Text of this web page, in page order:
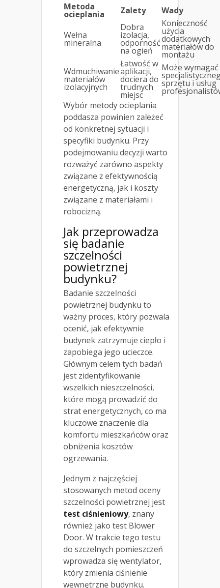
Metoda
ocieplania Zalety Wady
Wełna
mineralna
Dobra
izolacja,
odporność
na ogień
Konieczność
użycia
dodatkowych
materiałów do
montażu
Wdmuchiwanie
materiałów
izolacyjnych
Łatwość w
aplikacji,
dociera do
trudnych
miejsc
Może wymagać
sprzętu i usług
Wybór metody ocieplania
poddasza powinien zależeć
od konkretnej sytuacji i
specyfiki budynku. Przy
podejmowaniu decyzji warto
rozważyć zarówno aspekty
związane z efektywnością
energetyczną, jak i koszty
związane z materiałami i
robocizną.
Jak przeprowadza
się badanie
szczelności
powietrznej
budynku?
Badanie szczelności
powietrznej budynku to
ważny proces, który pozwala
ocenić, jak efektywnie
budynek zatrzymuje ciepło i
zapobiega jego ucieczce.
Głównym celem tych badań
jest zidentyfikowanie
wszelkich nieszczelności,
które mogą prowadzić do
strat energetycznych, co ma
kluczowe znaczenie dla
komfortu mieszkańców oraz
obniżenia kosztów
ogrzewania.
Jednym z najczęściej
stosowanych metod oceny
szczelności powietrznej jest
test ciśnieniowy, znany
również jako test Blower
Door. W trakcie tego testu
do szczelnych pomieszczeń
wprowadza się wentylator,
który zmienia ciśnienie
wewnętrzne budynku.